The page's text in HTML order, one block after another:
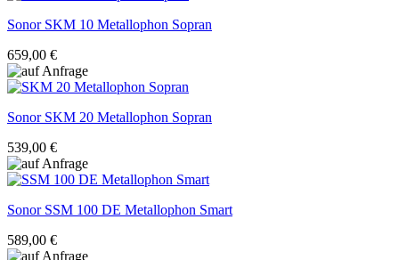
SonorSKM 10 Metallophon Sopran
659,00 €
SonorSKM 20 Metallophon Sopran
539,00 €
SonorSSM 100 DE Metallophon Smart
589,00 €